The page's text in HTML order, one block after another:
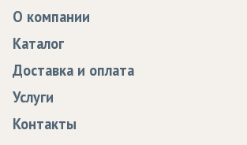
О компании
Статьи
Программа лояльности
Сертификаты качества
Каталог
Доставка и оплата
Доставка
Оплата
Услуги
Образцы
Контакты